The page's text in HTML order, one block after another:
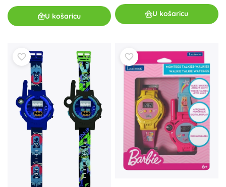
U košaricu U košaricu